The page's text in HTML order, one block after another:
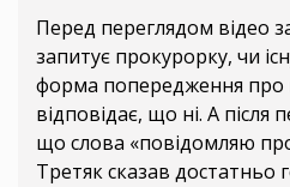
Перед переглядом відео
запитує прокурорку, чи
форма попередження про
відповідає, що ні. А після
що слова «повідомляю про
Третяк сказав достатньо